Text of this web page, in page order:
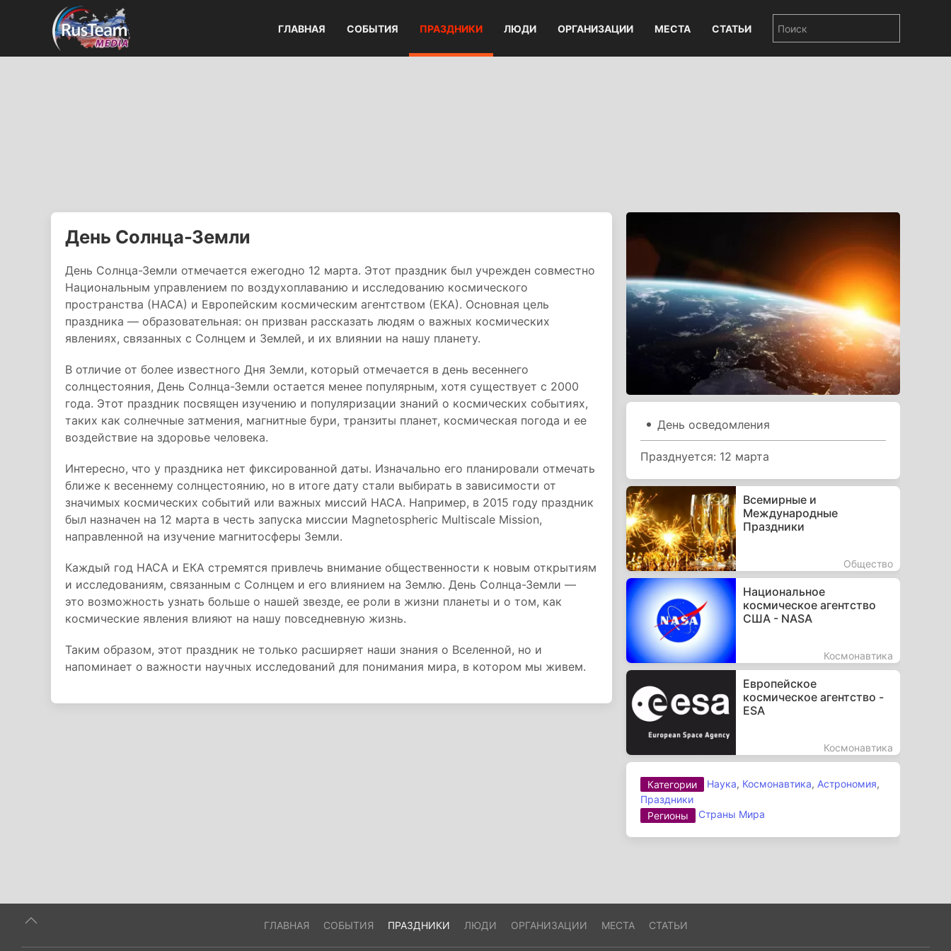
ГЛАВНАЯ СОБЫТИЯ ПРАЗДНИКИ ЛЮДИ ОРГАНИЗАЦИИ МЕСТА СТАТЬИ
День Солнца-Земли
День Солнца-Земли отмечается ежегодно 12 марта. Этот праздник был учрежден совместно
Национальным управлением по воздухоплаванию и исследованию космического
пространства (НАСА) и Европейским космическим агентством (ЕКА). Основная цель
праздника — образовательная: он призван рассказать людям о важных космических
явлениях, связанных с Солнцем и Землей, и их влиянии на нашу планету.
В отличие от более известного Дня Земли, который отмечается в день весеннего
солнцестояния, День Солнца-Земли остается менее популярным, хотя существует с 2000
года. Этот праздник посвящен изучению и популяризации знаний о космических событиях,
таких как солнечные затмения, магнитные бури, транзиты планет, космическая погода и ее
воздействие на здоровье человека.
Интересно, что у праздника нет фиксированной даты. Изначально его планировали отмечать
ближе к весеннему солнцестоянию, но в итоге дату стали выбирать в зависимости от
значимых космических событий или важных миссий НАСА. Например, в 2015 году праздник
был назначен на 12 марта в честь запуска миссии Magnetospheric Multiscale Mission,
направленной на изучение магнитосферы Земли.
Каждый год НАСА и ЕКА стремятся привлечь внимание общественности к новым открытиям
и исследованиям, связанным с Солнцем и его влиянием на Землю. День Солнца-Земли —
это возможность узнать больше о нашей звезде, ее роли в жизни планеты и о том, как
космические явления влияют на нашу повседневную жизнь.
Таким образом, этот праздник не только расширяет наши знания о Вселенной, но и
напоминает о важности научных исследований для понимания мира, в котором мы живем.
День осведомления
Празднуется: 12 марта
Всемирные и
Международные
Праздники
Общество
Национальное
космическое агентство
США - NASA
Космонавтика
Европейское
космическое агентство -
ESA
Космонавтика
Категории Наука, Космонавтика, Астрономия,
Праздники
Регионы
Страны Мира
ГЛАВНАЯ СОБЫТИЯ ПРАЗДНИКИ ЛЮДИ ОРГАНИЗАЦИИ МЕСТА СТАТЬИ